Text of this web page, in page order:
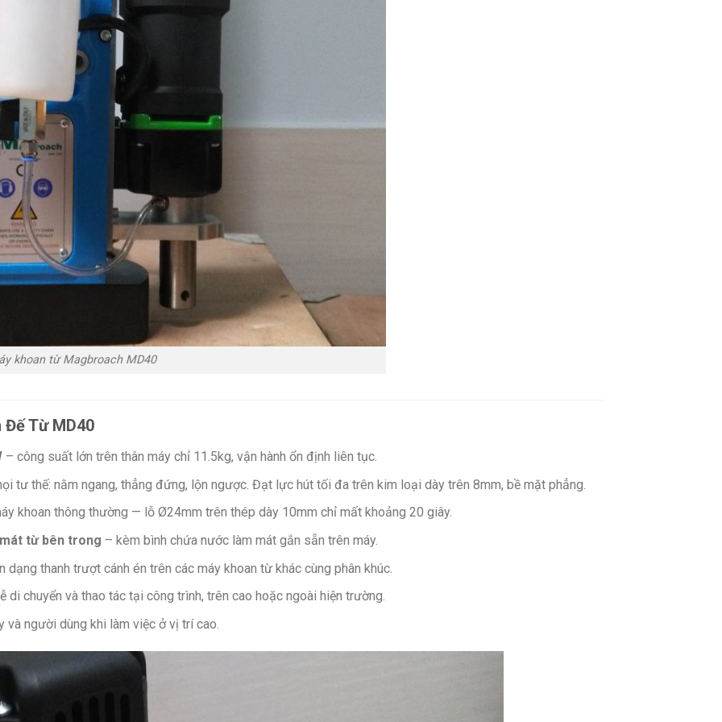
khoan từ Magbroach MD40
Đế Từ MD40
– công suất lớn trên thân máy chỉ 11.5kg, vận hành ổn định liên tục.
tư thế: nằm ngang, thẳng đứng, lộn ngược. Đạt lực hút tối đa trên kim loại dày trên 8mm, bề mặt phẳng.
khoan thông thường — lỗ Ø24mm trên thép dày 10mm chỉ mất khoảng 20 giây.
từ bên trong – kèm bình chứa nước làm mát gắn sẵn trên máy.
dạng thanh trượt cánh én trên các máy khoan từ khác cùng phân khúc.
di chuyển và thao tác tại công trình, trên cao hoặc ngoài hiện trường.
và người dùng khi làm việc ở vị trí cao.